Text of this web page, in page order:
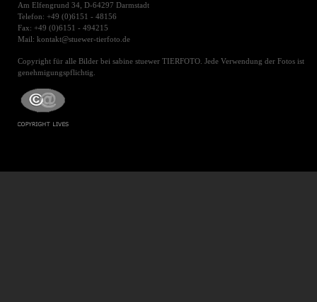
Am Elfengrund 34, D-64297 Darmstadt
Telefon: +49 (0)6151 - 48156
Fax: +49 (0)6151 - 494215
Mail: kontakt@stuewer-tierfoto.de
Copyright für alle Bilder bei sabine stuewer TIERFOTO. Jede Verwendung der Fotos ist
genehmigungspflichtig.